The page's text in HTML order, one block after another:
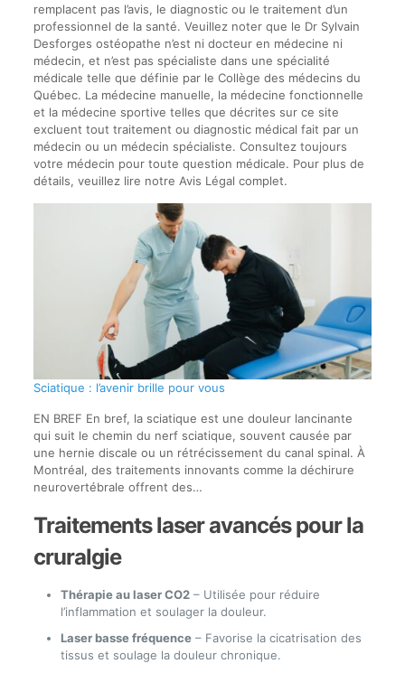
remplacent pas l’avis, le diagnostic ou le traitement d’un
professionnel de la santé. Veuillez noter que le Dr Sylvain
Desforges ostéopathe n’est ni docteur en médecine ni
médecin, et n’est pas spécialiste dans une spécialité
médicale telle que définie par le Collège des médecins du
Québec. La médecine manuelle, la médecine fonctionnelle
et la médecine sportive telles que décrites sur ce site
excluent tout traitement ou diagnostic médical fait par un
médecin ou un médecin spécialiste. Consultez toujours
votre médecin pour toute question médicale. Pour plus de
détails, veuillez lire notre Avis Légal complet.
Sciatique : l’avenir brille pour vous
EN BREF En bref, la sciatique est une douleur lancinante
qui suit le chemin du nerf sciatique, souvent causée par
une hernie discale ou un rétrécissement du canal spinal. À
Montréal, des traitements innovants comme la déchirure
neurovertébrale offrent des…
Traitements laser avancés pour la
cruralgie
Thérapie au laser CO2– Utilisée pour réduire
l’inflammation et soulager la douleur.
Laser basse fréquence– Favorise la cicatrisation des
tissus et soulage la douleur chronique.